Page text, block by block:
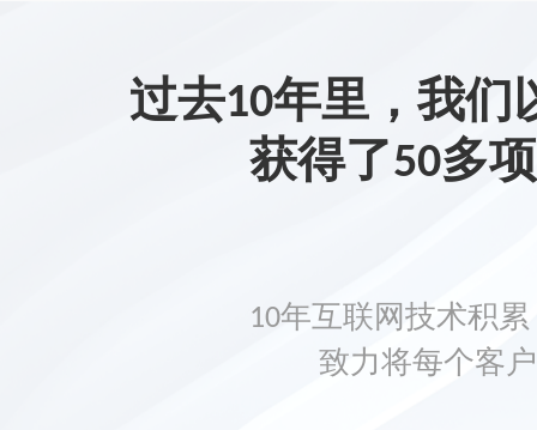
过去10年里，我们
获得了50多
10年互联网技术积
致力将每个客